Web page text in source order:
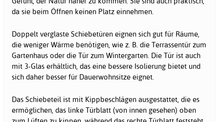
da sie beim Öffnen keinen Platz einnehmen.
Doppelt verglaste Schiebetüren eignen sich gut für Räume,
die weniger Wärme benötigen, wie z. B. die Terrassentür zum
Gartenhaus oder die Tür zum Wintergarten. Die Tür ist auch
mit 3-Glas erhältlich, das eine bessere Isolierung bietet und
sich daher besser für Dauerwohnsitze eignet.
Das Schiebeteil ist mit Kippbeschlägen ausgestattet, die es
ermöglichen, das linke Türblatt (von innen gesehen) oben